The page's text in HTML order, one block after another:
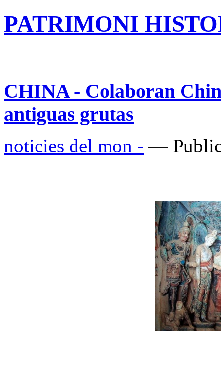
PATRIMONI
CHINA - Colaboran
antiguas grutas
noticies del mon - —